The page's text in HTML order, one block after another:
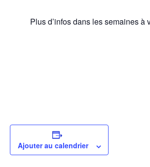
Plus d’infos dans les semaines à
Ajouter au calendrier